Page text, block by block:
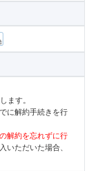
ます。
に解約手続きを行
解約を忘れずに行
いただいた場合、